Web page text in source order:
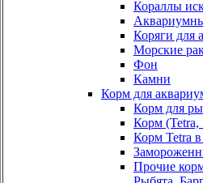
Кораллы
Коряги для
Морские
Фон
Камни
Корм для
Корм для
Корм (Tetra,
Корм Tetra в
Прочие